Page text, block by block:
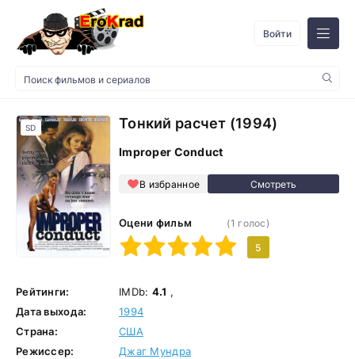
Войти
Тонкий расчет (1994)
Improper Conduct
В избранное
SD
Оцени фильм
1
2 3 5
(1 голос)
5
Рейтинги: IMDb: 4.1 ,
Дата выхода:
1994
Страна:
США
Режиссер:
Джаг Мундра